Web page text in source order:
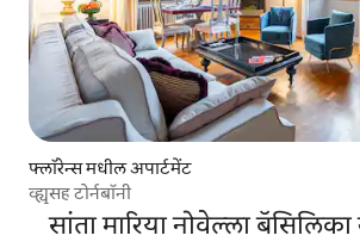
फ्लॉरेन्स मधील अपार्टमेंट
व्ह्यूसह टोर्नबॉनी
सांता मारिया नोवेल्ला